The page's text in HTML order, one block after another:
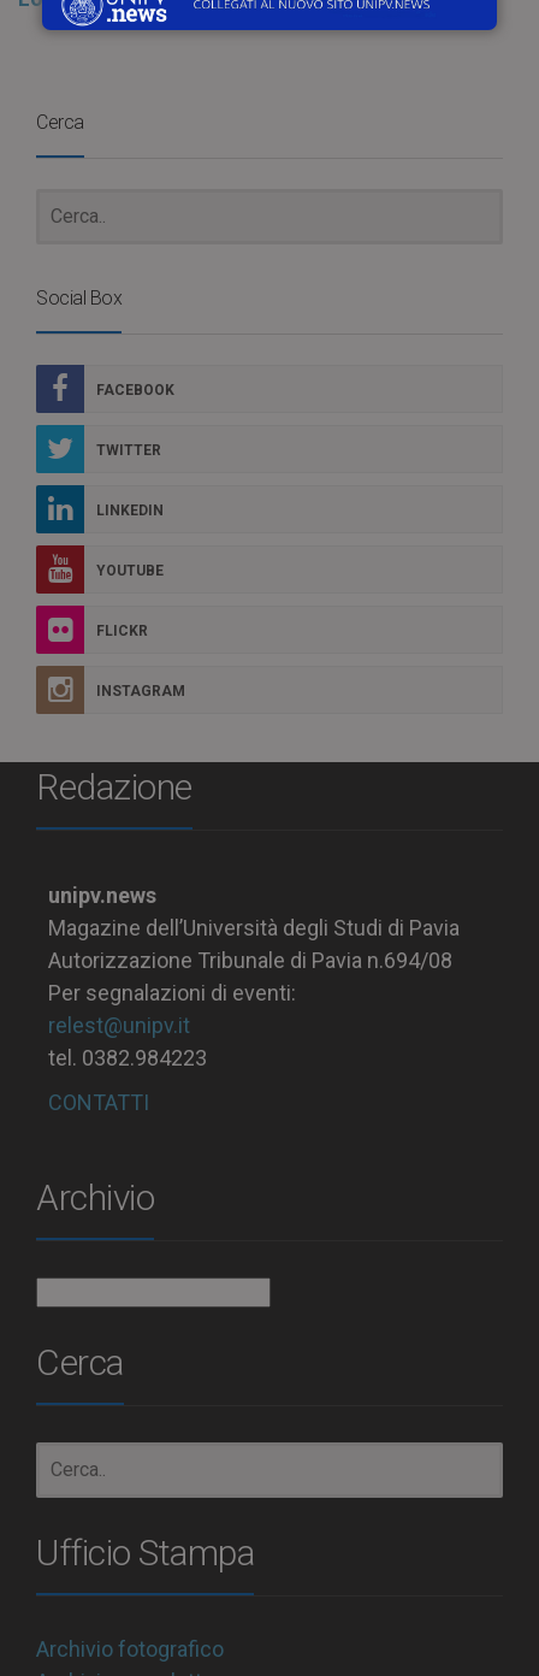
Cerca
Social Box
FACEBOOK
TWITTER
LINKEDIN
YOUTUBE
FLICKR
INSTAGRAM
Redazione
unipv.news
Magazine dell’Università degli Studi di Pavia
Autorizzazione Tribunale di Pavia n.694/08
Per segnalazioni di eventi:
relest@unipv.it
tel. 0382.984223
CONTATTI
Archivio
Cerca
Ufficio Stampa
Archivio fotografico